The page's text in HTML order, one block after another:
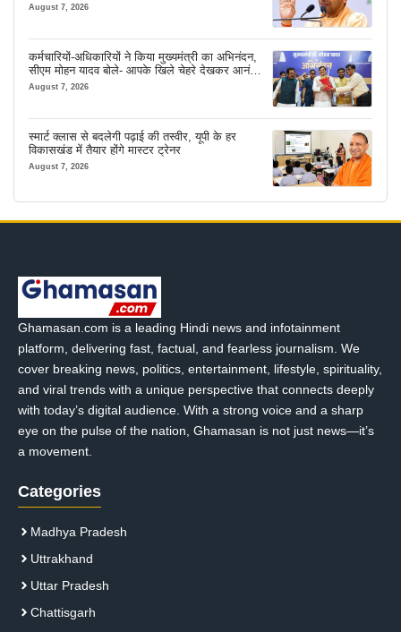
August 7, 2026
कर्मचारियों-अधिकारियों ने किया मुख्यमंत्री का अभिनंदन,
सीएम मोहन यादव बोले- आपके खिले चेहरे देखकर आनंद
आता है
August 7, 2026
स्मार्ट क्लास से बदलेगी पढ़ाई की तस्वीर, यूपी के हर
विकासखंड में तैयार होंगे मास्टर ट्रेनर
August 7, 2026
Ghamasan.com is a leading Hindi news and infotainment
platform, delivering fast, factual, and fearless journalism. We
cover breaking news, politics, entertainment, lifestyle, spirituality,
and viral trends with a unique perspective that connects deeply
with today’s digital audience. With a strong voice and a sharp
eye on the pulse of the nation, Ghamasan is not just news—it’s
a movement.
Categories
Madhya Pradesh
Uttrakhand
Uttar Pradesh
Chattisgarh